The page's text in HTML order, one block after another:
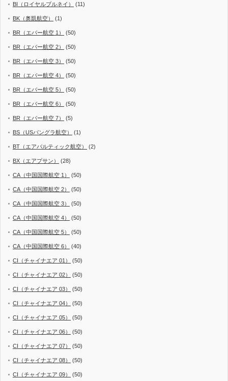
BI（ロイヤルブルネイ） (11)
BK（奥凱航空） (1)
BR（エバー航空 1） (50)
BR（エバー航空 2） (50)
BR（エバー航空 3） (50)
BR（エバー航空 4） (50)
BR（エバー航空 5） (50)
BR（エバー航空 6） (50)
BR（エバー航空 7） (5)
BS（USバングラ航空） (1)
BT（エアバルティック航空） (2)
BX（エアプサン） (28)
CA（中国国際航空 1） (50)
CA（中国国際航空 2） (50)
CA（中国国際航空 3） (50)
CA（中国国際航空 4） (50)
CA（中国国際航空 5） (50)
CA（中国国際航空 6） (40)
CI（チャイナエア 01） (50)
CI（チャイナエア 02） (50)
CI（チャイナエア 03） (50)
CI（チャイナエア 04） (50)
CI（チャイナエア 05） (50)
CI（チャイナエア 06） (50)
CI（チャイナエア 07） (50)
CI（チャイナエア 08） (50)
CI（チャイナエア 09） (50)